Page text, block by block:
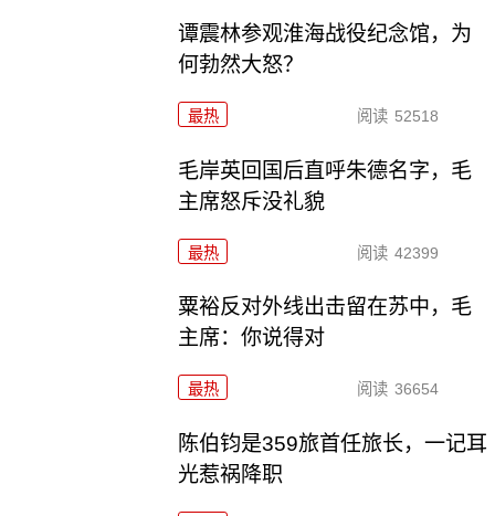
谭震林参观淮海战役纪念馆，为
何勃然大怒？
最热 阅读 52518
毛岸英回国后直呼朱德名字，毛
主席怒斥没礼貌
最热 阅读 42399
粟裕反对外线出击留在苏中，毛
主席：你说得对
最热 阅读 36654
陈伯钧是359旅首任旅长，一记耳
光惹祸降职